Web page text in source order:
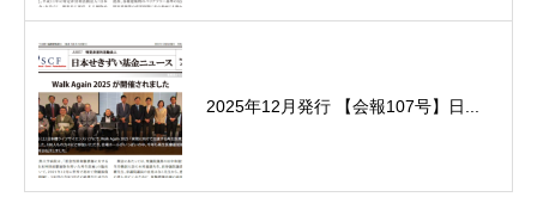
2025年12月発行 【会報107号】日...